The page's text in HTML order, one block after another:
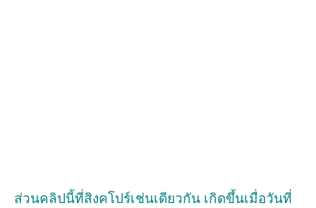
ส่วนคลิปนี้ที่สิงคโปร์เช่นเดียวกัน เกิดขึ้นเมื่อวันที่